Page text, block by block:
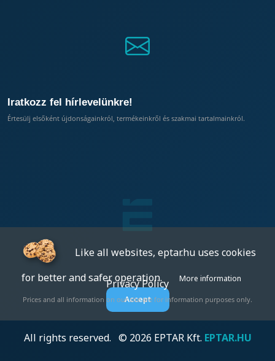
Iratkozz fel hírlevelünkre!
Értesülj elsőként újdonságainkról, termékeinkről és szakmai tartalmainkról.
Privacy Policy
Prices and all information on our site are for information purposes only.
All rights reserved. © 2026 EPTAR Kft. EPTAR.HU
Like all websites, eptar.hu uses cookies
for better and safer operation.
More information
Accept